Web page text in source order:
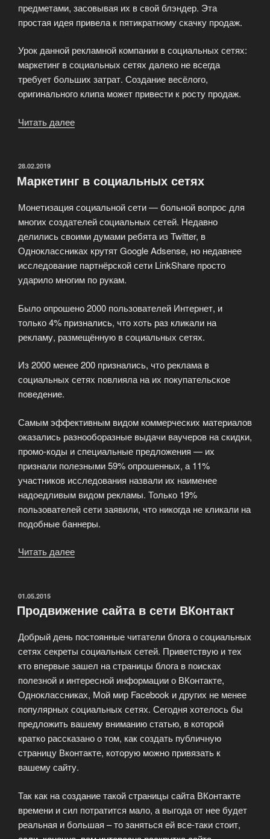
предметами, засовывая их в свой блэндер. Эта
простая идея привела к пятикратному скачку продаж.
Урок данной рекламной компании в социальных сетях:
маркетинг в социальных сетях далеко не всегда
требует больших затрат. Создание весёлого,
оригинального клипа может привести к росту продаж.
Читать далее
социальных
ОПУБЛИКОВАНО
28.02.2019
Маркетинг в социальных сетях
Монетизация социальной сети — больной вопрос для
многих создателей социальных сетей. Недавно
делились своими думами ребята из Twitter, в
Одноклассниках крутят Google Adsense, но недавнее
исследование партнёрской сети LinkShare просто
ударило многим по рукам.
Было опрошено 2000 пользователей Интернет, и
только 4% признались, что хоть раз кликали на
рекламу, размещённую в социальных сетях.
Из 2000 менее 200 признались, что реклама в
социальных сетях повлияла на их покупательское
поведение.
Самым эффективным видом коммерческих материалов
оказались разнооборазные выдачи ваучеров на скидки,
промо-коды и специальные предложения — их
признали полезными 59% опрошенных, а 11%
участников исследования назвали их наименее
надоедливым видом рекламы. Только 19%
пользователей сети заявили, что никогда не кликали на
подобные баннеры.
Читать далее
ОПУБЛИКОВАНО
01.05.2015
Продвижение сайта в сети ВКонтакт
Добрый день постоянные читатели блога о социальных
сетях секреты социальных сетей. Приветствую и тех
кто впервые зашел на страницы блога в поисках
полезной и интересной информации о ВКонтакте,
Одноклассниках, Мой мир Facebook и других не менее
популярных социальных сетях. Сегодня хотелось бы
предложить вашему вниманию статью, в которой
кратко рассказано о том, как создать публичную
страницу Вконтакте, которую можно привязать к
вашему сайту.
Так как на создание такой страницы сайта ВКонтакте
времени и сил потратится мало, а выгода от нее будет
реальная и большая – то заняться ей все-таки стоит,